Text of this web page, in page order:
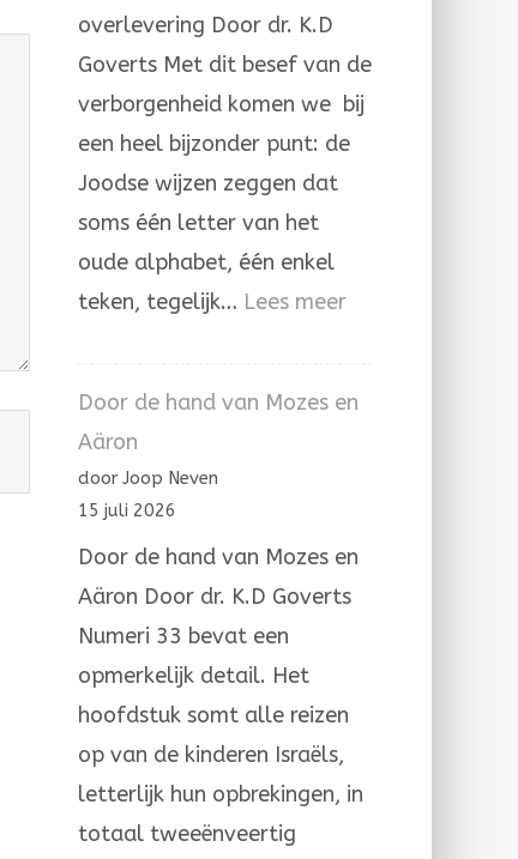
overlevering Door dr. K.D
Goverts Met dit besef van de
verborgenheid komen we bij
een heel bijzonder punt: de
Joodse wijzen zeggen dat
soms één letter van het
oude alphabet, één enkel
teken, tegelijk… Lees meer:
Door de hand van Mozes en
Aäron
door Joop Neven
15 juli 2026
Door de hand van Mozes en
Aäron Door dr. K.D Goverts
Numeri 33 bevat een
opmerkelijk detail. Het
hoofdstuk somt alle reizen
op van de kinderen Israëls,
letterlijk hun opbrekingen, in
totaal tweeënveertig